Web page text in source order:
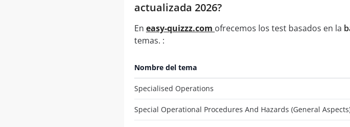
actualizada 2026?
En easy-quizzz.com ofrecemos los test basados en la
temas. :
Nombre del tema
Specialised Operations
Special Operational Procedures And Hazards (General